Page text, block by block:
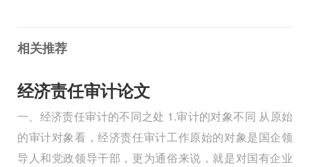
相关推荐
经济责任审计论文
一、经济责任审计的不同之处 1.审计的对象不同 从原始
的审计对象看，经济责任审计工作原始的对象是国企领
导人和党政领导干部，更为通俗来说，就是对国有企业